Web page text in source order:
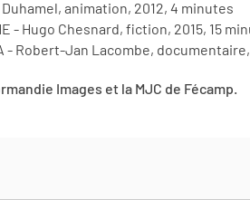
Duhamel, animation, 2012, 4 minutes
- Hugo Chesnard, fiction, 2015, 15
- Robert-Jan Lacombe,
Images et la MJC de Fécamp.